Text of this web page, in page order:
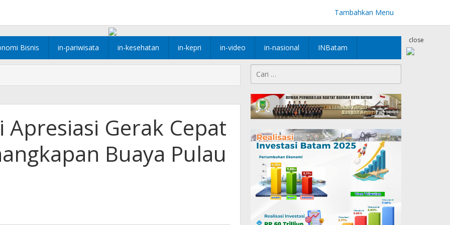
Tambahkan Menu
Bisnis in-pariwisata in-kesehatan in-kepri in-video in-nasional INBatam
close
Gerak Cepat
Buaya Pulau
untuk: